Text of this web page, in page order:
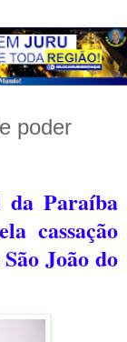
poder
Paraíba
cassação
João do